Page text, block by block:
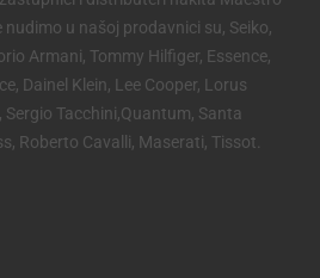
u našoj prodavnici su, Seiko,
Armani, Tommy Hilfiger, Essence,
Dainel Klein, Lee Cooper, Lorus
Tacchini,Quantum, Santa
Roberto Cavalli, Maserati, Tissot.